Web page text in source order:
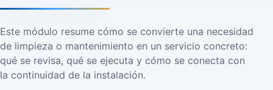
Este módulo resume cómo se convierte una necesidad
de limpieza o mantenimiento en un servicio concreto:
qué se revisa, qué se ejecuta y cómo se conecta con
la continuidad de la instalación.